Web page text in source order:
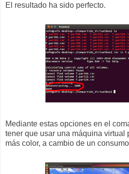
El resultado ha sido perfecto.
Mediante estas opciones en el
tener que usar una máquina virtual
más color, a cambio de un